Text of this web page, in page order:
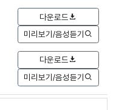
다운로드
미리보기/음성듣기
다운로드
미리보기/음성듣기